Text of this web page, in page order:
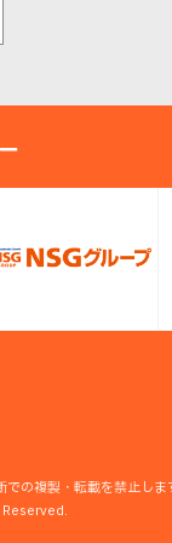
の複製・転載を禁止しま